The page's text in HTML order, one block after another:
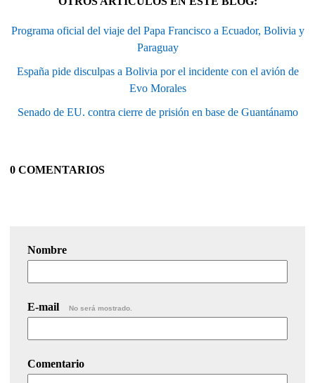
Programa oficial del viaje del Papa Francisco a Ecuador, Bolivia y
Paraguay
España pide disculpas a Bolivia por el incidente con el avión de
Evo Morales
Senado de EU. contra cierre de prisión en base de Guantánamo
0 COMENTARIOS
Nombre
E-mail No será mostrado.
Comentario